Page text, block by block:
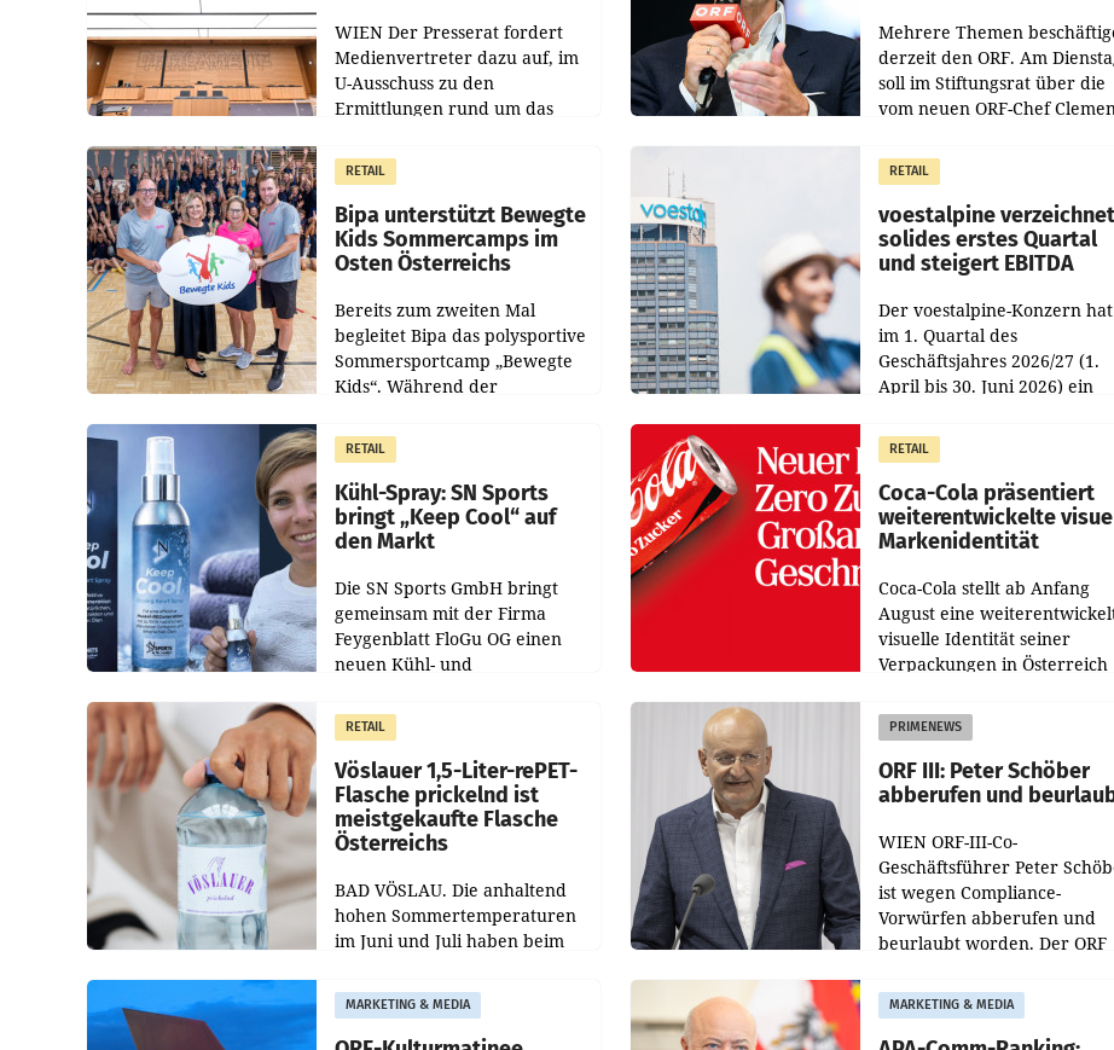
WIEN Der Presserat fordert
Medienvertreter dazu auf, im
U-Ausschuss zu den
Ermittlungen rund um das
im Justizministerium, Christian
Pilnacek, auf sensible
Mehrere Themen
derzeit den ORF. Am
soll im Stiftungsrat über die
vom neuen ORF-Chef
Besetzungen für die
Direktionen abgestimmt
werden.
RETAIL
Bipa unterstützt Bewegte
Kids Sommercamps im
Osten Österreichs
Bereits zum zweiten Mal
begleitet Bipa das polysportive
Sommersportcamp „Bewegte
Kids“. Während der
Juli und August versorgt das
Unternehmen Kinder sowie
RETAIL
voestalpine verzeichnet
solides erstes Quartal
und steigert EBITDA
Der voestalpine-Konzern hat
im 1. Quartal des
Geschäftsjahres 2026/27 (1.
April bis 30. Juni 2026) ein
Der Umsatz stieg im Vergleich
zur Vorjahresperiode
RETAIL
Kühl-Spray: SN Sports
bringt „Keep Cool“ auf
den Markt
Die SN Sports GmbH bringt
gemeinsam mit der Firma
Feygenblatt FloGu OG einen
neuen Kühl- und
Markt. Das Produkt namens
„Keep Cool“ ist zu 100 Prozent
RETAIL
Coca-Cola präsentiert
weiterentwickelte
Markenidentität
Coca-Cola stellt ab Anfang
August eine
visuelle Identität seiner
Verpackungen in Österreich
Redesigns stehen zentrale
Gestaltungselemente
RETAIL
Vöslauer 1,5-Liter-rePET-
Flasche prickelnd ist
meistgekaufte Flasche
Österreichs
BAD VÖSLAU. Die anhaltend
hohen Sommertemperaturen
im Juni und Juli haben beim
Getränkehersteller Vöslauer zu
deutlichen Absatzzuwächsen
geführt. Während
PRIMENEWS
ORF III: Peter Schöber
abberufen und
WIEN ORF-III-Co-
Geschäftsführer Peter
ist wegen Compliance-
Vorwürfen abberufen und
beurlaubt worden. Der ORF
entsprechende
Medienberichte.
MARKETING & MEDIA MARKETING & MEDIA